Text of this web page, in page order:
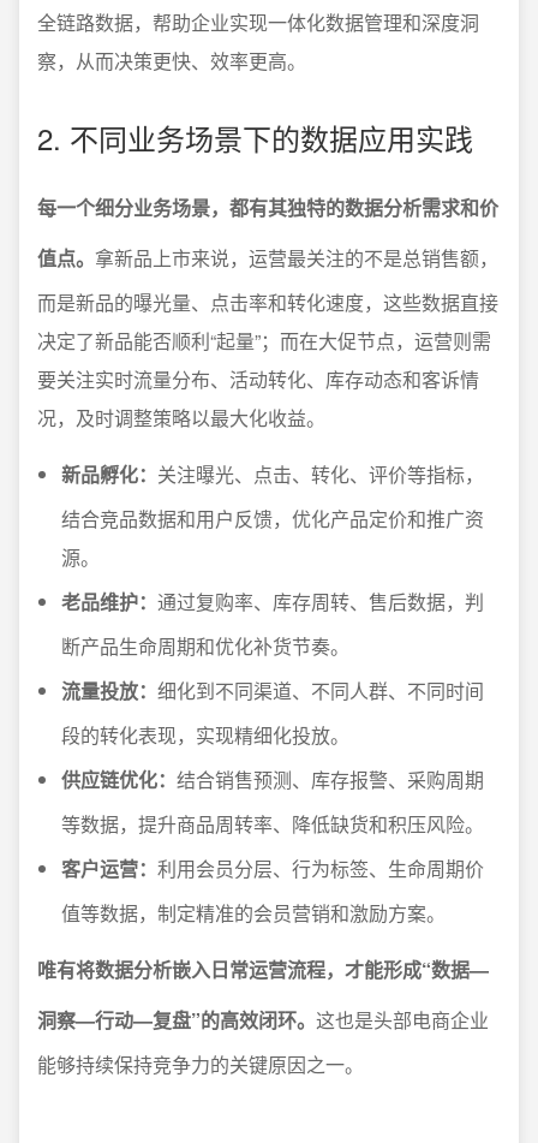
全链路数据，帮助企业实现一体化数据管理和深度洞
察，从而决策更快、效率更高。
2. 不同业务场景下的数据应用实践
每一个细分业务场景，都有其独特的数据分析需求和价
值点。 拿新品上市来说，运营最关注的不是总销售额，
而是新品的曝光量、点击率和转化速度，这些数据直接
决定了新品能否顺利“起量”；而在大促节点，运营则需
要关注实时流量分布、活动转化、库存动态和客诉情
况，及时调整策略以最大化收益。
新品孵化： 关注曝光、点击、转化、评价等指标，
结合竞品数据和用户反馈，优化产品定价和推广资
源。
老品维护： 通过复购率、库存周转、售后数据，判
断产品生命周期和优化补货节奏。
流量投放： 细化到不同渠道、不同人群、不同时间
段的转化表现，实现精细化投放。
供应链优化： 结合销售预测、库存报警、采购周期
等数据，提升商品周转率、降低缺货和积压风险。
客户运营： 利用会员分层、行为标签、生命周期价
值等数据，制定精准的会员营销和激励方案。
唯有将数据分析嵌入日常运营流程，才能形成“数据—
洞察—行动—复盘”的高效闭环。 这也是头部电商企业
能够持续保持竞争力的关键原因之一。